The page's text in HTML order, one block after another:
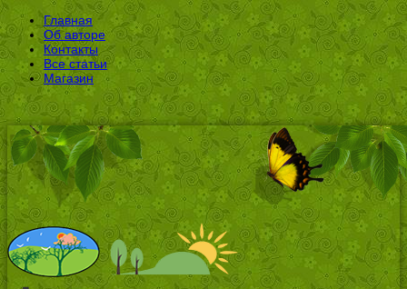
Главная
Об авторе
Контакты
Все статьи
Магазин